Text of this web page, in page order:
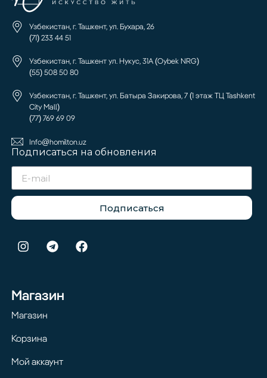
Узбекистан, г. Ташкент, ул. Бухара, 26
(71) 233 44 51
Узбекистан, г. Ташкент ул. Нукус, 31А (Oybek NRG)
(55) 508 50 80
Узбекистан, г. Ташкент, ул. Батыра Закирова, 7 (1 этаж ТЦ Tashkent
City Mall)
(77) 769 69 09
Info@homilton.uz
Подписаться на обновления
Подписаться
Магазин
Магазин
Корзина
Мой аккаунт